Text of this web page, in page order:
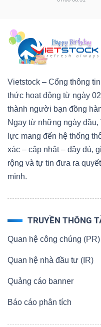
Vietstock – Cổng thông
thức hoạt động từ ngày
thành người bạn đồng
Ngay từ những ngày
lực mang đến hệ thống
xác – cập nhật – đầy đủ,
rộng và tự tin đưa ra
mình.
TRUYỀN THÔNG
Quan hệ công chúng (PR)
Quan hệ nhà đầu tư (IR)
Quảng cáo banner
Báo cáo phân tích